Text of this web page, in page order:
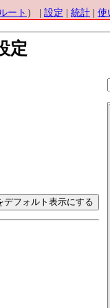
ート ） | 設定 統計 使
定